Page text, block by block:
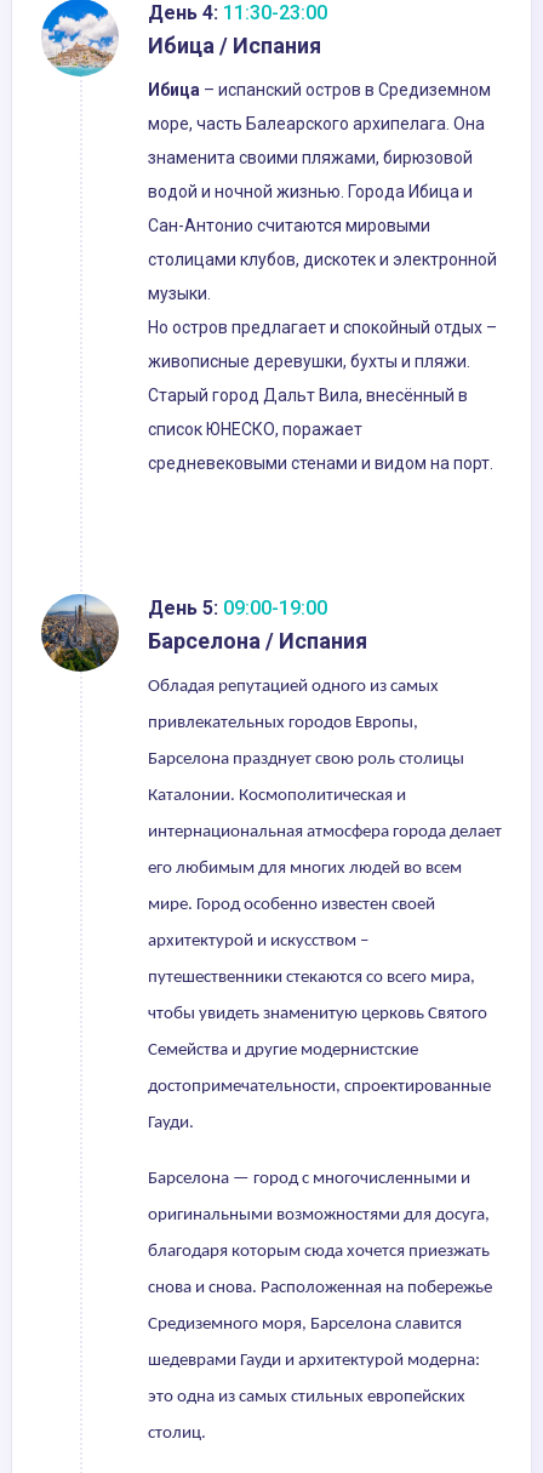
День 4: 11:30-23:00
Ибица / Испания
Ибица – испанский остров в Средиземном
море, часть Балеарского архипелага. Она
знаменита своими пляжами, бирюзовой
водой и ночной жизнью. Города Ибица и
Сан-Антонио считаются мировыми
столицами клубов, дискотек и электронной
музыки.
Но остров предлагает и спокойный отдых –
живописные деревушки, бухты и пляжи.
Старый город Дальт Вила, внесённый в
список ЮНЕСКО, поражает
средневековыми стенами и видом на порт.
День 5: 09:00-19:00
Барселона / Испания
Обладая репутацией одного из самых
привлекательных городов Европы,
Барселона празднует свою роль столицы
Каталонии. Космополитическая и
интернациональная атмосфера города делает
его любимым для многих людей во всем
мире. Город особенно известен своей
архитектурой и искусством –
путешественники стекаются со всего мира,
чтобы увидеть знаменитую церковь Святого
Семейства и другие модернистские
достопримечательности, спроектированные
Гауди.
Барселона — город с многочисленными и
оригинальными возможностями для досуга,
благодаря которым сюда хочется приезжать
снова и снова. Расположенная на побережье
Средиземного моря, Барселона славится
шедеврами Гауди и архитектурой модерна:
это одна из самых стильных европейских
столиц.